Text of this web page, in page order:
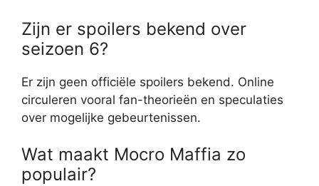
Zijn er spoilers bekend over
seizoen 6?
Er zijn geen officiële spoilers bekend. Online
circuleren vooral fan-theorieën en speculaties
over mogelijke gebeurtenissen.
Wat maakt Mocro Maffia zo
populair?